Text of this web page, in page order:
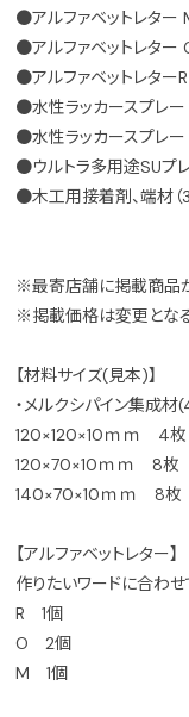
●アルファベットレタ
●アルファベットレタ
●アルファベットレタ
●水性ラッカースプ
●水性ラッカースプレ
●ウルトラ多用途SUプ
●木工用接着剤、端材
※最寄店舗に掲載商品
※掲載価格は変更とな
【材料サイズ(見本)】
・メルクシパイン集成
120×120×10ｍｍ 4枚
120×70×10ｍｍ 8枚
140×70×10ｍｍ 8枚
【アルファベットレター】
作りたいワードに合わせ
R 1個
O 2個
M 1個